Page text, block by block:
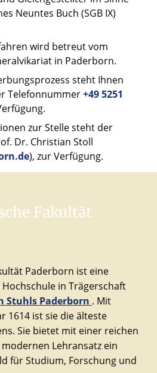
Neuntes Buch (SGB IX)
wird betreut vom
in Paderborn.
steht Ihnen
Telefonnummer+49 5251
zur Stelle steht der
Dr. Christian Stoll
), zur Verfügung.
Fakultät
Paderborn ist eine
in Trägerschaft
Stuhls Paderborn . Mit
1614 ist sie die älteste
Sie bietet mit einer reichen
Lehransatz ein
für Studium, Forschung und